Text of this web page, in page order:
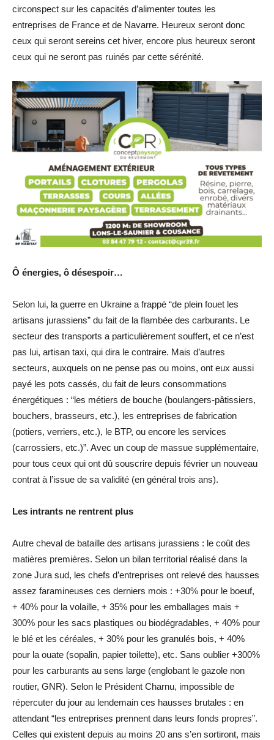
circonspect sur les capacités d’alimenter toutes les
entreprises de France et de Navarre. Heureux seront donc
ceux qui seront sereins cet hiver, encore plus heureux seront
ceux qui ne seront pas ruinés par cette sérénité.
Ô énergies, ô désespoir…
Selon lui, la guerre en Ukraine a frappé “de plein fouet les
artisans jurassiens” du fait de la flambée des carburants. Le
secteur des transports a particulièrement souffert, et ce n’est
pas lui, artisan taxi, qui dira le contraire. Mais d’autres
secteurs, auxquels on ne pense pas ou moins, ont eux aussi
payé les pots cassés, du fait de leurs consommations
énergétiques : “les métiers de bouche (boulangers-pâtissiers,
bouchers, brasseurs, etc.), les entreprises de fabrication
(potiers, verriers, etc.), le BTP, ou encore les services
(carrossiers, etc.)”. Avec un coup de massue supplémentaire,
pour tous ceux qui ont dû souscrire depuis février un nouveau
contrat à l’issue de sa validité (en général trois ans).
Les intrants ne rentrent plus
Autre cheval de bataille des artisans jurassiens : le coût des
matières premières. Selon un bilan territorial réalisé dans la
zone Jura sud, les chefs d’entreprises ont relevé des hausses
assez faramineuses ces derniers mois : +30% pour le boeuf,
+ 40% pour la volaille, + 35% pour les emballages mais +
300% pour les sacs plastiques ou biodégradables, + 40% pour
le blé et les céréales, + 30% pour les granulés bois, + 40%
pour la ouate (sopalin, papier toilette), etc. Sans oublier +300%
pour les carburants au sens large (englobant le gazole non
routier, GNR). Selon le Président Charnu, impossible de
répercuter du jour au lendemain ces hausses brutales : en
attendant “les entreprises prennent dans leurs fonds propres”.
Celles qui existent depuis au moins 20 ans s’en sortiront, mais